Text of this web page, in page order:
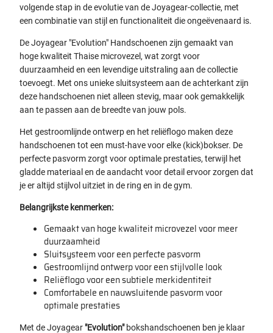
volgende stap in de evolutie van de Joyagear-collectie, met
een combinatie van stijl en functionaliteit die ongeëvenaard is.
De Joyagear "Evolution" Handschoenen zijn gemaakt van
hoge kwaliteit Thaise microvezel, wat zorgt voor
duurzaamheid en een levendige uitstraling aan de collectie
toevoegt. Met ons unieke sluitsysteem aan de achterkant zijn
deze handschoenen niet alleen stevig, maar ook gemakkelijk
aan te passen aan de breedte van jouw pols.
Het gestroomlijnde ontwerp en het reliëflogo maken deze
handschoenen tot een must-have voor elke (kick)bokser. De
perfecte pasvorm zorgt voor optimale prestaties, terwijl het
gladde materiaal en de aandacht voor detail ervoor zorgen dat
je er altijd stijlvol uitziet in de ring en in de gym.
Belangrijkste kenmerken:
Gemaakt van hoge kwaliteit microvezel voor meer
duurzaamheid
Sluitsysteem voor een perfecte pasvorm
Gestroomlijnd ontwerp voor een stijlvolle look
Reliëflogo voor een subtiele merkidentiteit
Comfortabele en nauwsluitende pasvorm voor
optimale prestaties
Met de Joyagear "Evolution"bokshandschoenen ben je klaar